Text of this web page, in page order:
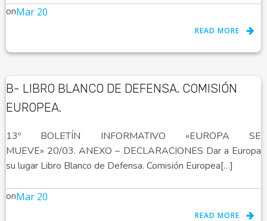
onMar 20
READ MORE
B- LIBRO BLANCO DE DEFENSA. COMISIÓN
EUROPEA.
13º BOLETÍN INFORMATIVO «EUROPA SE
MUEVE» 20/03. ANEXO – DECLARACIONES Dar a Europa
su lugar Libro Blanco de Defensa. Comisión Europea[…]
onMar 20
READ MORE